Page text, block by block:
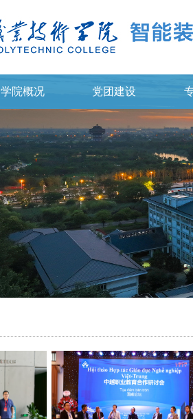
学院概况 党团建设